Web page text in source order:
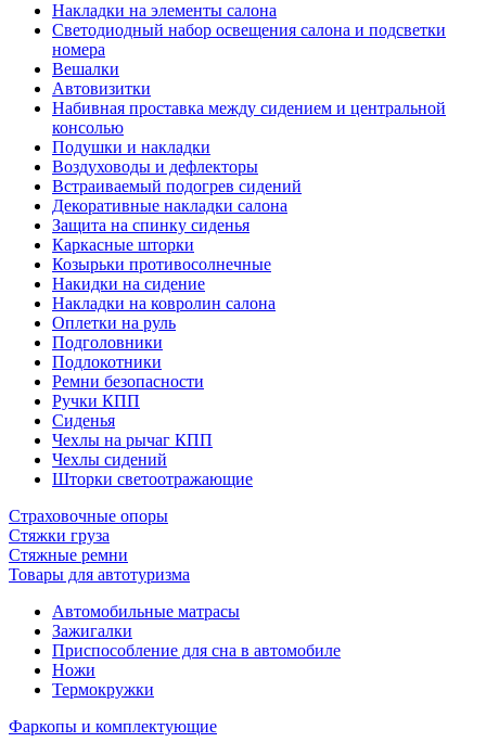
Накладки на элементы салона
Светодиодный набор освещения салона и подсветки
номера
Вешалки
Автовизитки
Набивная проставка между сидением и центральной
консолью
Подушки и накладки
Воздуховоды и дефлекторы
Встраиваемый подогрев сидений
Декоративные накладки салона
Защита на спинку сиденья
Каркасные шторки
Козырьки противосолнечные
Накидки на сидение
Накладки на ковролин салона
Оплетки на руль
Подголовники
Подлокотники
Ремни безопасности
Ручки КПП
Сиденья
Чехлы на рычаг КПП
Чехлы сидений
Шторки светоотражающие
Страховочные опоры
Стяжки груза
Стяжные ремни
Товары для автотуризма
Автомобильные матрасы
Зажигалки
Приспособление для сна в автомобиле
Ножи
Термокружки
Фаркопы и комплектующие